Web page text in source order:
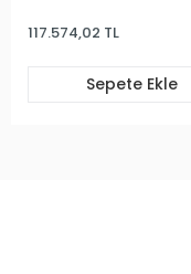
117.574,02 TL
Sepete Ekle